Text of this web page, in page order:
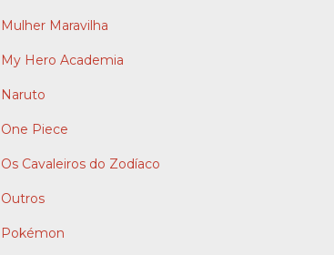
Mulher Maravilha
My Hero Academia
Naruto
One Piece
Os Cavaleiros do Zodíaco
Outros
Pokémon